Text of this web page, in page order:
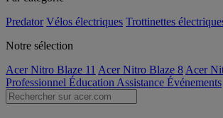
Predator Vélos électriques Trottinettes
Notre sélection
Acer Nitro Blaze 11 Acer Nitro Blaze 8 Acer
Professionnel Éducation Assistance Événements